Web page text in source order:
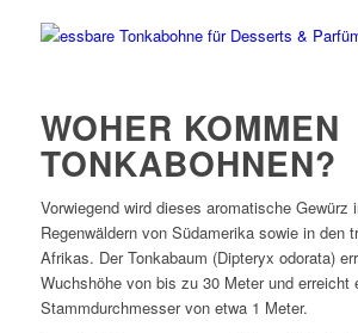
WOHER KOMMEN
TONKABOHNEN?
Vorwiegend wird dieses aromatische Gewürz
Regenwäldern von Südamerika sowie in den
Afrikas. Der Tonkabaum (Dipteryx odorata)
Wuchshöhe von bis zu 30 Meter und erreicht
Stammdurchmesser von etwa 1 Meter.